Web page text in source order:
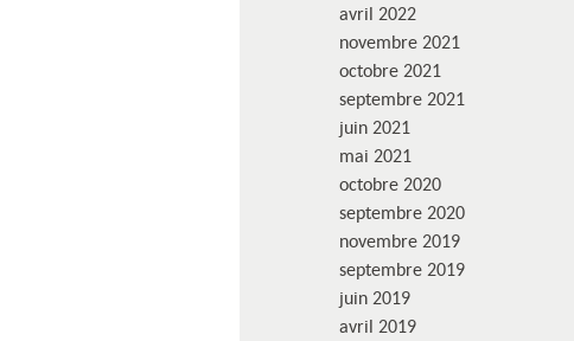
avril 2022
novembre 2021
octobre 2021
septembre 2021
juin 2021
mai 2021
octobre 2020
septembre 2020
novembre 2019
septembre 2019
juin 2019
avril 2019